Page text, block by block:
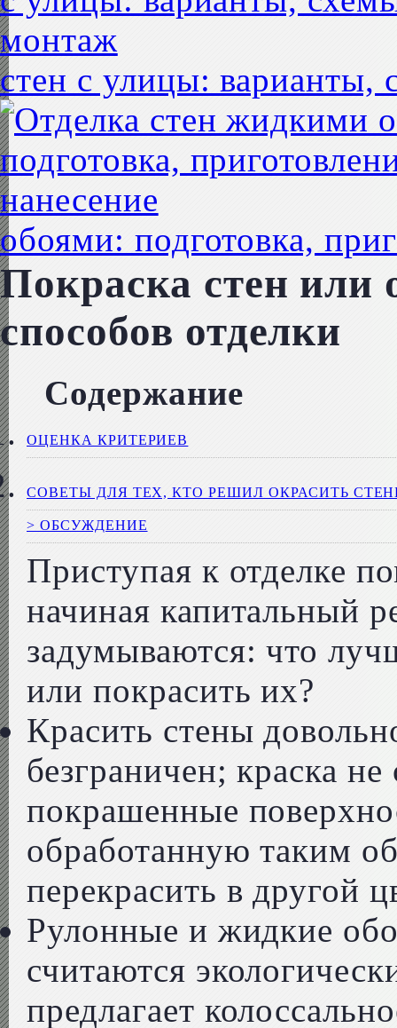
стен с улицы: варианты,
обоями: подготовка,
Покраска стен или
способов отделки
Содержание
ОЦЕНКА КРИТЕРИЕВ
СОВЕТЫ ДЛЯ ТЕХ, КТО РЕШИЛ ОКРАСИТЬ
> ОБСУЖДЕНИЕ
Приступая к отделке
начиная капитальный
задумываются: что
или покрасить их?
Красить стены
безграничен; краска
покрашенные
обработанную таким
перекрасить в другой
Рулонные и жидкие
считаются
предлагает